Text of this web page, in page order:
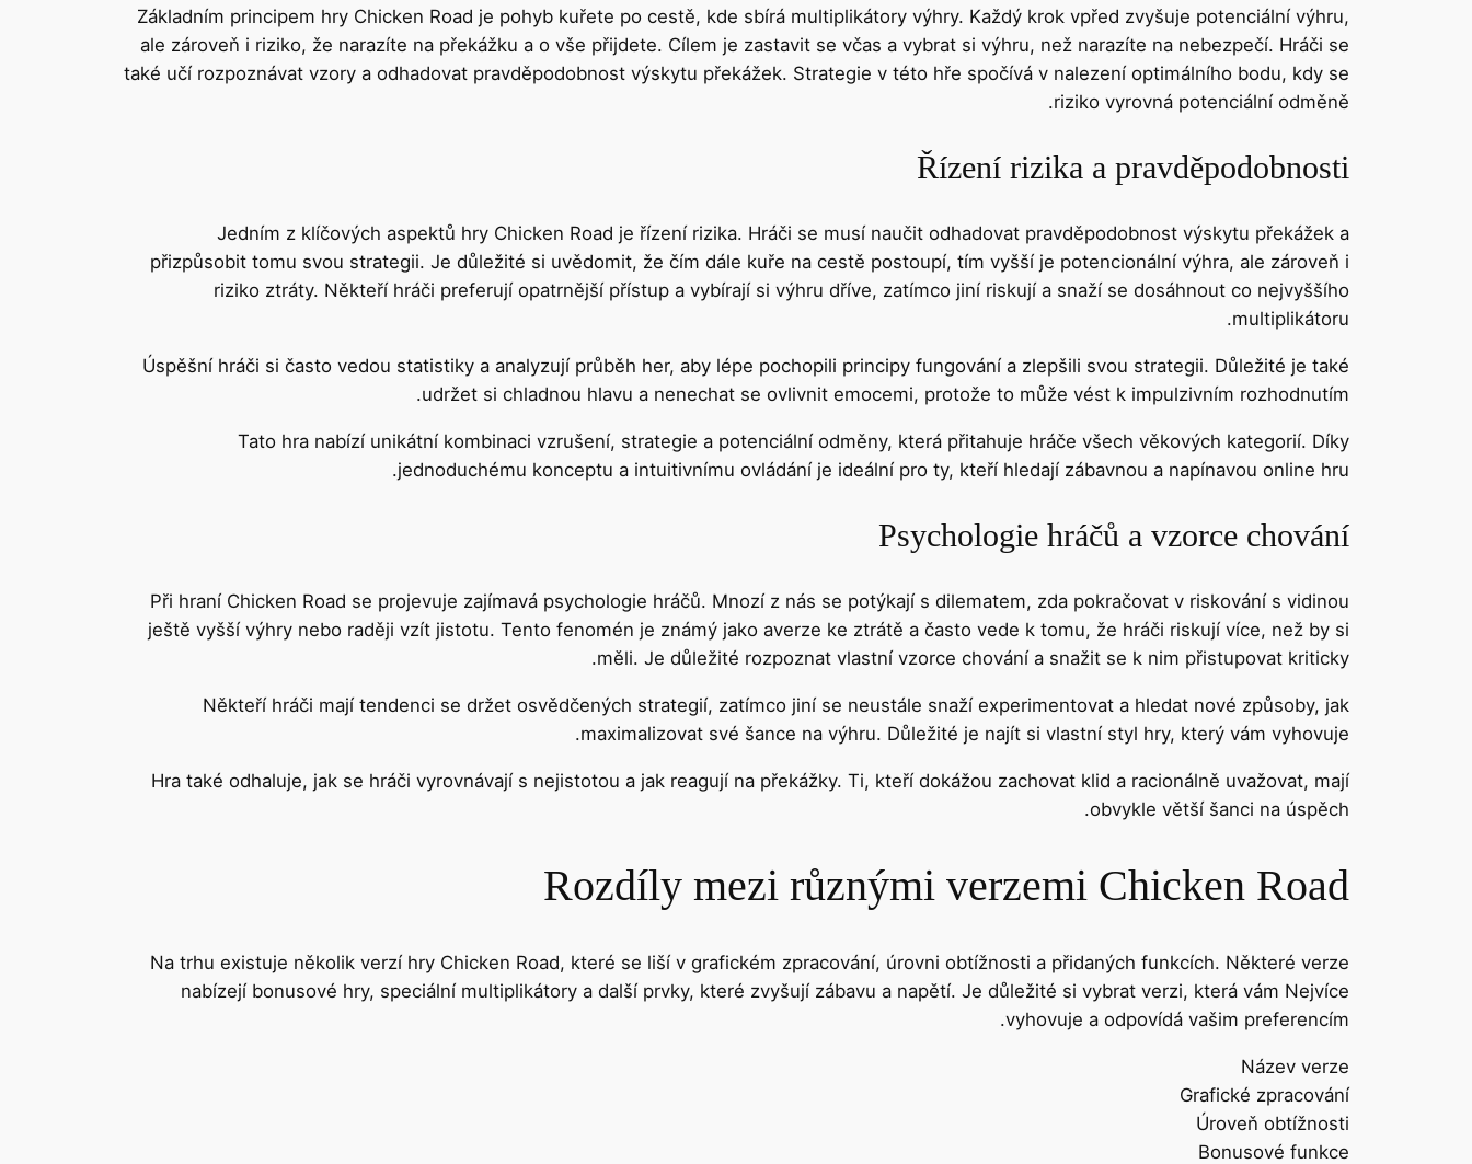
Základním principem hry Chicken Road je pohyb kuřete po cestě, kde sbírá multiplikátory výhry. Každý krok vpřed zvyšuje potenciální výhru,
ale zároveň i riziko, že narazíte na překážku a o vše přijdete. Cílem je zastavit se včas a vybrat si výhru, než narazíte na nebezpečí. Hráči se
také učí rozpoznávat vzory a odhadovat pravděpodobnost výskytu překážek. Strategie v této hře spočívá v nalezení optimálního bodu, kdy se
riziko vyrovná potenciální odměně.
Řízení rizika a pravděpodobnosti
Jedním z klíčových aspektů hry Chicken Road je řízení rizika. Hráči se musí naučit odhadovat pravděpodobnost výskytu překážek a
přizpůsobit tomu svou strategii. Je důležité si uvědomit, že čím dále kuře na cestě postoupí, tím vyšší je potencionální výhra, ale zároveň i
riziko ztráty. Někteří hráči preferují opatrnější přístup a vybírají si výhru dříve, zatímco jiní riskují a snaží se dosáhnout co nejvyššího
multiplikátoru.
Úspěšní hráči si často vedou statistiky a analyzují průběh her, aby lépe pochopili principy fungování a zlepšili svou strategii. Důležité je také
udržet si chladnou hlavu a nenechat se ovlivnit emocemi, protože to může vést k impulzivním rozhodnutím.
Tato hra nabízí unikátní kombinaci vzrušení, strategie a potenciální odměny, která přitahuje hráče všech věkových kategorií. Díky
jednoduchému konceptu a intuitivnímu ovládání je ideální pro ty, kteří hledají zábavnou a napínavou online hru.
Psychologie hráčů a vzorce chování
Při hraní Chicken Road se projevuje zajímavá psychologie hráčů. Mnozí z nás se potýkají s dilematem, zda pokračovat v riskování s vidinou
ještě vyšší výhry nebo raději vzít jistotu. Tento fenomén je známý jako averze ke ztrátě a často vede k tomu, že hráči riskují více, než by si
měli. Je důležité rozpoznat vlastní vzorce chování a snažit se k nim přistupovat kriticky.
Někteří hráči mají tendenci se držet osvědčených strategií, zatímco jiní se neustále snaží experimentovat a hledat nové způsoby, jak
maximalizovat své šance na výhru. Důležité je najít si vlastní styl hry, který vám vyhovuje.
Hra také odhaluje, jak se hráči vyrovnávají s nejistotou a jak reagují na překážky. Ti, kteří dokážou zachovat klid a racionálně uvažovat, mají
obvykle větší šanci na úspěch.
Rozdíly mezi různými verzemi Chicken Road
Na trhu existuje několik verzí hry Chicken Road, které se liší v grafickém zpracování, úrovni obtížnosti a přidaných funkcích. Některé verze
nabízejí bonusové hry, speciální multiplikátory a další prvky, které zvyšují zábavu a napětí. Je důležité si vybrat verzi, která vám Nejvíce
vyhovuje a odpovídá vašim preferencím.
Název verze
Grafické zpracování
Úroveň obtížnosti
Bonusové funkce